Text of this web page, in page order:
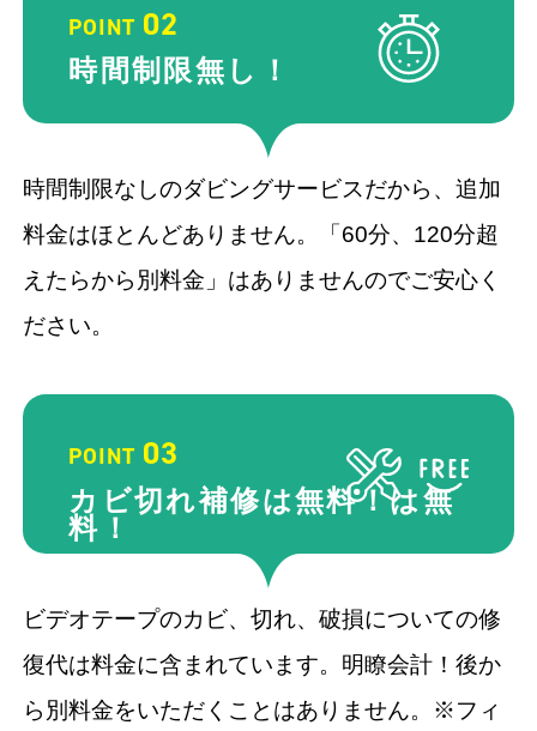
POINT 02
時間制限無し！
時間制限なしのダビングサービスだから、追加
料金はほとんどありません。「60分、120分超
えたらから別料金」はありませんのでご安心く
ださい。
POINT 03
カビ切れ補修は無料！は無
料！
ビデオテープのカビ、切れ、破損についての修
復代は料金に含まれています。明瞭会計！後か
ら別料金をいただくことはありません。※フィ